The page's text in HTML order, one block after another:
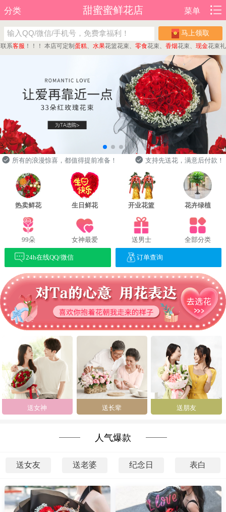
分类 甜蜜蜜鲜花店 菜单
马上领取
客服！！！ 本店可定制蛋糕 、水果 花篮花束、零食 花束、香烟 花束、现金 花束礼盒
所有的浪漫惊喜，都值得提前准备！ 支持先送花，满意后付款！
热卖鲜花 生日鲜花 开业花篮 花卉绿植
99朵 女神最爱 送男士 全部分类
24h在线QQ/微信 订单查询
送女神 送长辈 送朋友
人气爆款
送女友 送老婆 纪念日 表白